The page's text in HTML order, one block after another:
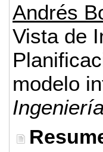
Andrés
Vista de
modelo